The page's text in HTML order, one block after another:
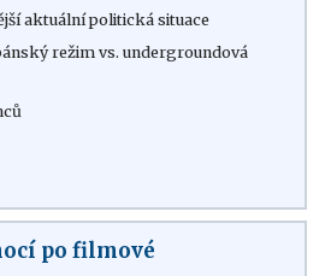
aktuální politická situace
režim vs. undergroundová
po filmové